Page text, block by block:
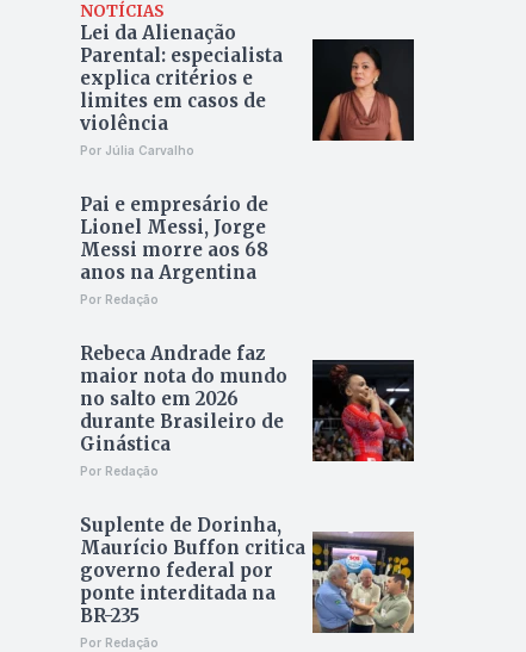
NOTÍCIAS
Lei da Alienação
Parental: especialista
explica critérios e
limites em casos de
violência
Por Júlia Carvalho
Pai e empresário de
Lionel Messi, Jorge
Messi morre aos 68
anos na Argentina
Por Redação
Rebeca Andrade faz
maior nota do mundo
no salto em 2026
durante Brasileiro de
Ginástica
Por Redação
Suplente de Dorinha,
Maurício Buffon critica
governo federal por
ponte interditada na
BR-235
Por Redação